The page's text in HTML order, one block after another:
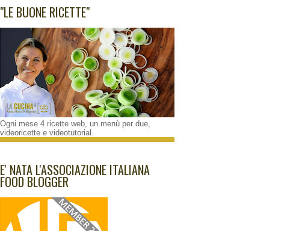
"LE BUONE RICETTE"
Ogni mese 4 ricette web, un menù per due,
videoricette e videotutorial.
E' NATA L'ASSOCIAZIONE ITALIANA
FOOD BLOGGER